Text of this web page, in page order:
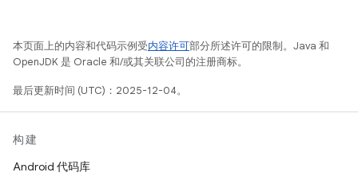
本页面上的内容和代码示例受内容许可部分所述许可的限制。Java 和
OpenJDK 是 Oracle 和/或其关联公司的注册商标。
最后更新时间 (UTC)：2025-12-04。
构建
Android 代码库